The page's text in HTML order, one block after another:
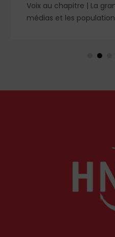
Voix au chapitre | La grande
médias et les populations
paralysantes. Petit guide de